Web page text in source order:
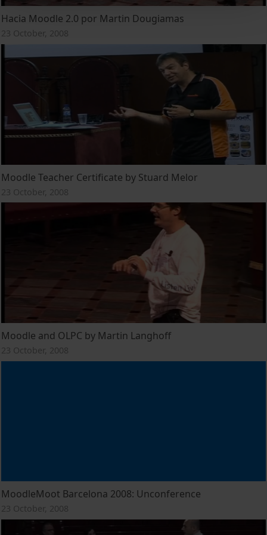
Hacia Moodle 2.0 por Martin Dougiamas
23 October, 2008
Moodle Teacher Certificate by Stuard Melor
23 October, 2008
Moodle and OLPC by Martin Langhoff
23 October, 2008
MoodleMoot Barcelona 2008: Unconference
23 October, 2008